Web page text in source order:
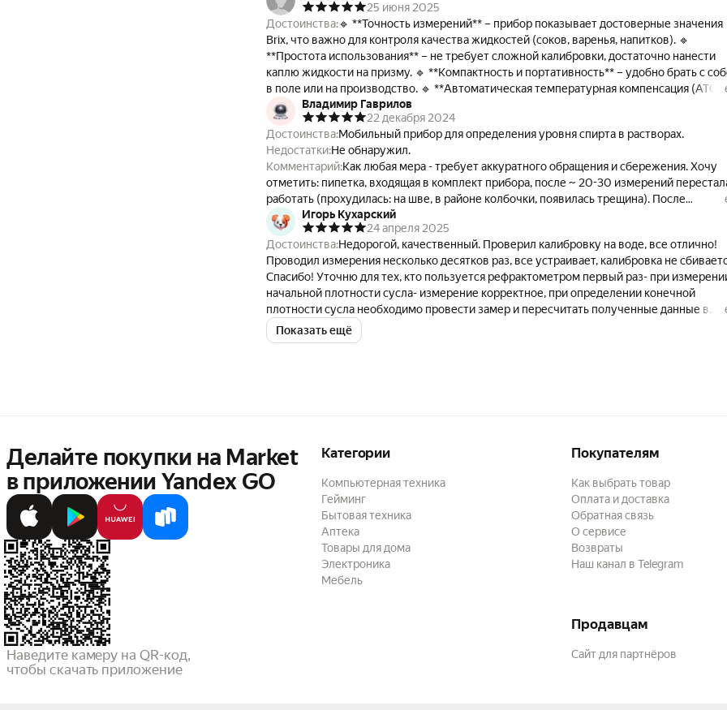
25 июня 2025
Достоинства:🔹 **Точность измерений** – прибор показывает достоверные значения
Brix, что важно для контроля качества жидкостей (соков, варенья, напитков). 🔹
**Простота использования** – не требует сложной калибровки, достаточно нанести
каплю жидкости на призму. 🔹 **Компактность и портативность** – удобно брать с собой
в поле или на производство. 🔹 **Автоматическая температурная компенсация (ATC)** –
минимизирует погрешность из-за перепадов температуры. 🔹 **Долговечность** –
металлический корпус и качественная оптика выдерживают активное использование.
Недостатки:🔸 **Требует калибровки** – периодически нужно проверять настройки
(обычно дистиллированной водой). 🔸 **Чувствительность к загрязнениям** – призму
необходимо очищать после каждого использования.
Владимир Гаврилов
22 декабря 2024
Достоинства:Мобильный прибор для определения уровня спирта в растворах.
Недостатки:Не обнаружил.
Комментарий:Как любая мера - требует аккуратного обращения и сбережения. Хочу
отметить: пипетка, входящая в комплект прибора, после ~ 20-30 измерений
работать (прохудилась: на шве, в районе колбочки, появилась трещина). После
наложения небольшой заплатки - работает сносно. Пришлось заводить резервный
комплект, столь необходимого сосуда (на всякий случай)!!! В работе прибора замечаний
не выявил!!! Значительно облегчает работу с жидкостями!!!
Игорь Кухарский
24 апреля 2025
Достоинства:Недорогой, качественный. Проверил калибровку на воде, все отлично!
Проводил измерения несколько десятков раз, все устраивает, калибровка не
Спасибо! Уточню для тех, кто пользуется рефрактометром первый раз- при
начальной плотности сусла- измерение корректное, при определении конечной
плотности сусла необходимо провести замер и пересчитать полученные данные в
калькуляторе для рефрактометров ( т. К. В конечной фазе брожения находится
он вносит искажения). Я использую калькулятор с сайта бир. Рф.
Показать ещё
Делайте покупки на Market
в приложении Yandex GO
Наведите камеру на QR-код,
чтобы скачать приложение
Категории
Компьютерная техника
Гейминг
Бытовая техника
Аптека
Товары для дома
Электроника
Мебель
Покупателям
Как выбрать товар
Оплата и доставка
Обратная связь
О сервисе
Возвраты
Наш канал в Telegram
Продавцам
Сайт для партнёров